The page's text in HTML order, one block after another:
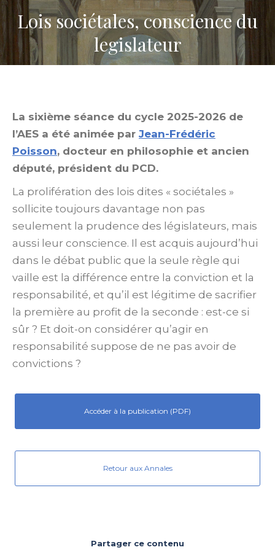
Lois sociétales, conscience du
legislateur
La sixième séance du cycle 2025-2026 de
l’AES a été animée par Jean-Frédéric
Poisson, docteur en philosophie et ancien
député, président du PCD.
La prolifération des lois dites « sociétales »
sollicite toujours davantage non pas
seulement la prudence des législateurs, mais
aussi leur conscience. Il est acquis aujourd’hui
dans le débat public que la seule règle qui
vaille est la différence entre la conviction et la
responsabilité, et qu’il est légitime de sacrifier
la première au profit de la seconde : est-ce si
sûr ? Et doit-on considérer qu’agir en
responsabilité suppose de ne pas avoir de
convictions ?
Accéder à la publication (PDF)
Retour aux Annales
Partager ce contenu